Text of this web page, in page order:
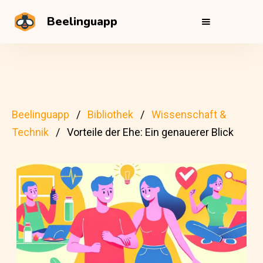
Beelinguapp
Beelinguapp Bibliothek
Wissenschaft &
Technik
Vorteile der Ehe: Ein genauerer Blick